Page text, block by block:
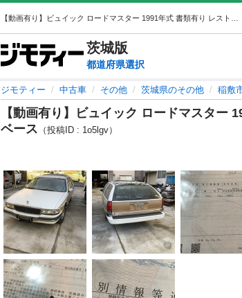
茨城版
都道府県選択
ジモティー 中古車 その他 茨城県のその他 稲敷
【動画有り】ビュイック ロードマスター
ベース （投稿ID : 1o5lgv）